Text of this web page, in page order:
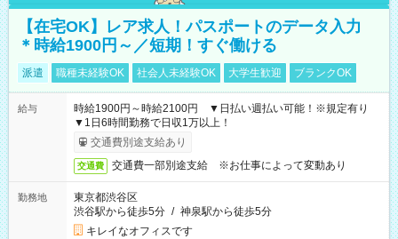
【在宅OK】レア求人！パスポートのデータ入力
＊時給1900円～／短期！すぐ働ける
派遣 職種未経験OK 社会人未経験OK 大学生歓迎 ブランクOK
給与
時給1900円～時給2100円 ▼日払い週払い可能！※規定有り
▼1日6時間勤務で日収1万以上！
交通費別途支給あり
交通費 交通費一部別途支給 ※お仕事によって変動あり
勤務地
東京都渋谷区
渋谷駅から徒歩5分 / 神泉駅から徒歩5分
キレイなオフィスです